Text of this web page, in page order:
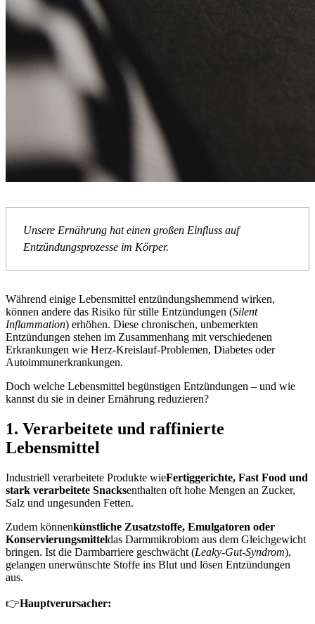
Unsere Ernährung hat einen großen Einfluss auf
Entzündungsprozesse im Körper.
Während einige Lebensmittel entzündungshemmend wirken,
können andere das Risiko für stille Entzündungen (Silent
Inflammation) erhöhen. Diese chronischen, unbemerkten
Entzündungen stehen im Zusammenhang mit verschiedenen
Erkrankungen wie Herz-Kreislauf-Problemen, Diabetes oder
Autoimmunerkrankungen.
Doch welche Lebensmittel begünstigen Entzündungen – und wie
kannst du sie in deiner Ernährung reduzieren?
1. Verarbeitete und raffinierte
Lebensmittel
Industriell verarbeitete Produkte wieFertiggerichte, Fast Food und
stark verarbeitete Snacksenthalten oft hohe Mengen an Zucker,
Salz und ungesunden Fetten.
Zudem könnenkünstliche Zusatzstoffe, Emulgatoren oder
Konservierungsmitteldas Darmmikrobiom aus dem Gleichgewicht
bringen. Ist die Darmbarriere geschwächt (Leaky-Gut-Syndrom),
gelangen unerwünschte Stoffe ins Blut und lösen Entzündungen
aus.
👉Hauptverursacher: